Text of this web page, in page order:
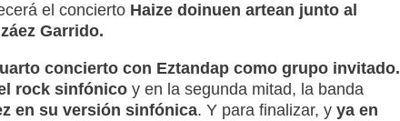
el concierto Haize doinuen artean junto al
Garrido.
concierto con Eztandap como grupo invitado.
rock sinfónicoy en la segunda mitad, la banda
en su versión sinfónica. Y para finalizar, y ya en